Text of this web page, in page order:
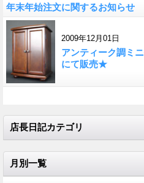
年末年始注文に関するお知らせ
2009年12月01日
アンティーク調ミ
にて販売★
店長日記カテゴリ
月別一覧